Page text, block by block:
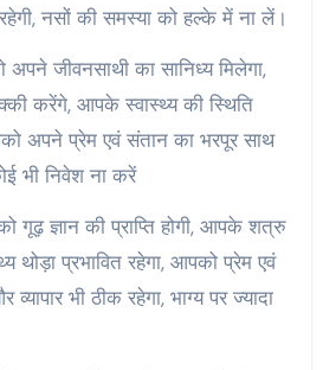
रहेगी, नसों की समस्या को हल्के में ना लें।
जीवनसाथी का सानिध्य मिलेगा,
करेंगे, आपके स्वास्थ्य की स्थिति
अपने प्रेम एवं संतान का भरपूर साथ
भी निवेश ना करें
ज्ञान की प्राप्ति होगी, आपके शत्रु
थोड़ा प्रभावित रहेगा, आपको प्रेम एवं
भी ठीक रहेगा, भाग्य पर ज्यादा